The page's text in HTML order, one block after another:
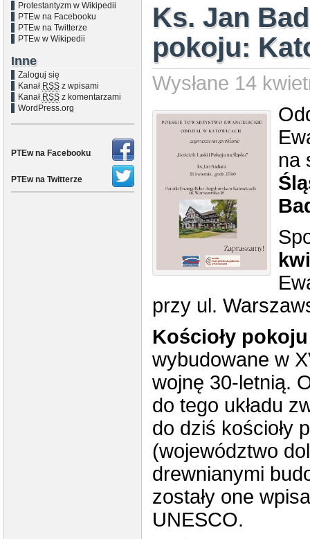
Protestantyzm w Wikipedii
PTEw na Facebooku
PTEw na Twitterze
PTEw w Wikipedii
Inne
Zaloguj się
Kanał RSSz wpisami
Kanał RSSz komentarzami
WordPress.org
PTEw na Facebooku
PTEw na Twitterze
Ks. Jan
pokoju:
Wysłane 14
na
przy ul.
Kościoły pokoju
wybudowane w
wojnę 30-letnią.
do tego układu
do dziś kościoły
(województwo
drewnianymi
zostały one
UNESCO.